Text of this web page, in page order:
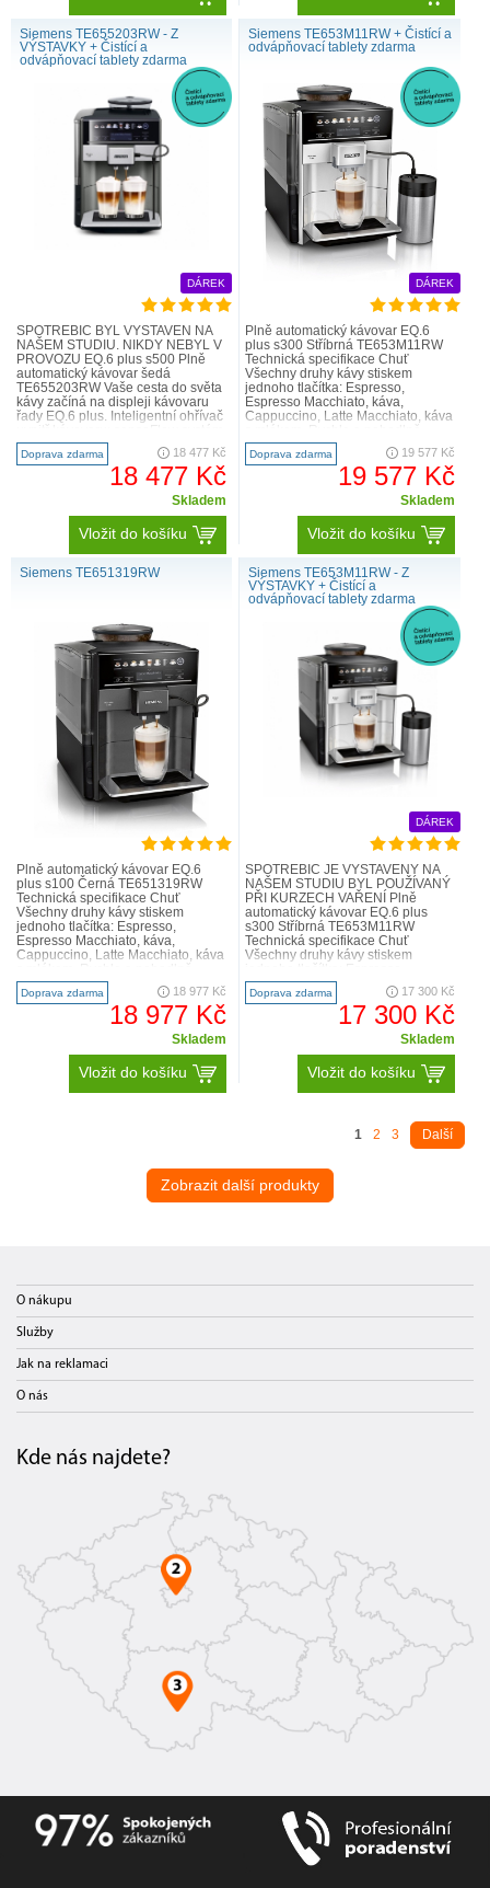
Siemens TE655203RW - Z
VÝSTAVKY + Čistící a
odvápňovací tablety zdarma
DÁREK
SPOTŘEBIČ BYL VYSTAVEN NA
NAŠEM STUDIU. NIKDY NEBYL V
PROVOZU EQ.6 plus s500 Plně
automatický kávovar šedá
TE655203RW Vaše cesta do světa
kávy začíná na displeji kávovaru
řady EQ.6 plus. Inteligentní ohřívač
garantuje maximální ..
Doprava zdarma 18 477 Kč
18 477 Kč
Skladem
Vložit do košíku
Siemens TE653M11RW + Čistící a
odvápňovací tablety zdarma
DÁREK
Plně automatický kávovar EQ.6
plus s300 Stříbrná TE653M11RW
Technická specifikace Chuť
Všechny druhy kávy stiskem
jednoho tlačítka: Espresso,
Espresso Macchiato, káva,
Cappuccino, Latte Macchiato, káva
Další kávové speciality pro větší
pož..
Doprava zdarma 19 577 Kč
19 577 Kč
Skladem
Vložit do košíku
Siemens TE651319RW
Plně automatický kávovar EQ.6
plus s100 Černá TE651319RW
Technická specifikace Chuť
Všechny druhy kávy stiskem
jednoho tlačítka: Espresso,
Espresso Macchiato, káva,
Cappuccino, Latte Macchiato, káva
aromaDouble Shot - extra silná
káva při za..
Doprava zdarma 18 977 Kč
18 977 Kč
Skladem
Vložit do košíku
Siemens TE653M11RW - Z
VÝSTAVKY + Čistící a
odvápňovací tablety zdarma
DÁREK
SPOTŘEBIČ JE VYSTAVENÝ NA
NAŠEM STUDIU BYL POUŽÍVANÝ
PŘI KURZECH VAŘENÍ Plně
automatický kávovar EQ.6 plus
s300 Stříbrná TE653M11RW
Technická specifikace Chuť
Všechny druhy kávy stiskem
Espresso Macchiato, káva,
Cappuccino, Latte Macchia..
Doprava zdarma 17 300 Kč
17 300 Kč
Skladem
Vložit do košíku
1 2 3 Další
Zobrazit další produkty
O nákupu
Služby
Jak na reklamaci
O nás
Kde nás najdete?